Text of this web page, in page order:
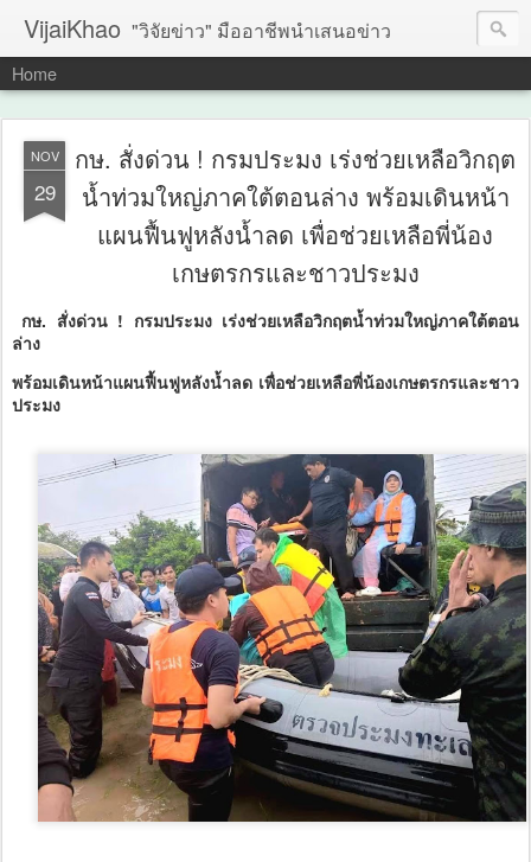
VijaiKhao "วิจัยข่าว" มืออาชีพนำเสนอข่าว
Home
NOV
29
กษ. สั่งด่วน ! กรมประมง เร่งช่วยเหลือวิกฤต
น้ำท่วมใหญ่ภาคใต้ตอนล่าง พร้อมเดินหน้า
แผนฟื้นฟูหลังน้ำลด เพื่อช่วยเหลือพี่น้อง
เกษตรกรและชาวประมง
กษ. สั่งด่วน ! กรมประมง เร่งช่วยเหลือวิกฤตน้ำท่วมใหญ่ภาคใต้ตอน
ล่าง
พร้อมเดินหน้าแผนฟื้นฟูหลังน้ำลด เพื่อช่วยเหลือพี่น้องเกษตรกรและชาว
ประมง